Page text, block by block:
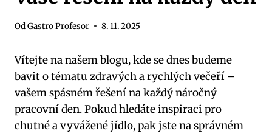
OdGastro Profesor 8. 11. 2025
Vítejte na našem blogu,⁣ kde se dnes budeme
bavit o tématu zdravých a rychlých večeří –
vašem spásném řešení na každý náročný
pracovní den. Pokud⁣ hledáte‌ inspiraci pro
⁢chutné a vyvážené jídlo,⁤ pak⁢ jste ‌na správném